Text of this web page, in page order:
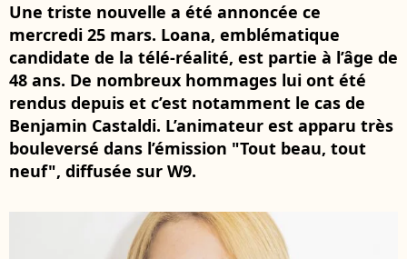
Une triste nouvelle a été annoncée ce
mercredi 25 mars. Loana, emblématique
candidate de la télé-réalité, est partie à l’âge de
48 ans. De nombreux hommages lui ont été
rendus depuis et c’est notamment le cas de
Benjamin Castaldi. L’animateur est apparu très
bouleversé dans l’émission "Tout beau, tout
neuf", diffusée sur W9.